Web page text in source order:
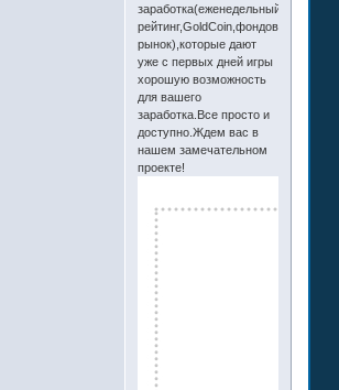
заработка(еженедельный
рейтинг,GoldCoin,фондовый
рынок),которые дают
уже с первых дней игры
хорошую возможность
для вашего
заработка.Все просто и
доступно.Ждем вас в
нашем замечательном
проекте!